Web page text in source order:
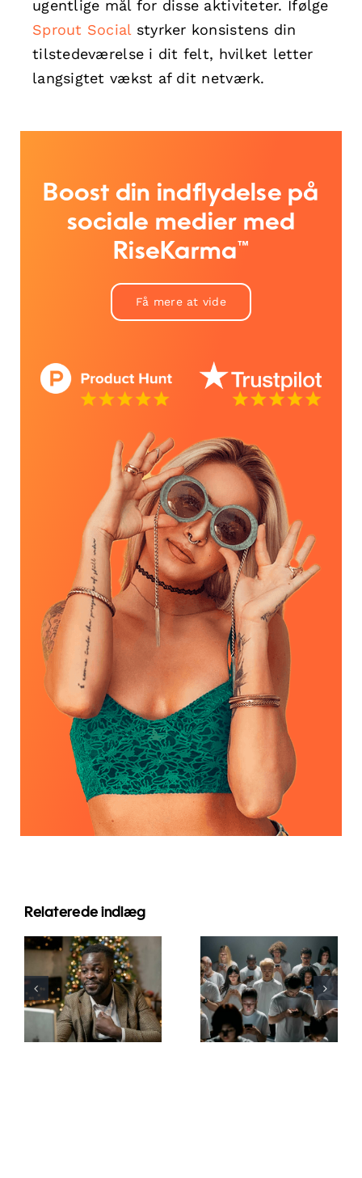
ugentlige mål for disse aktiviteter. Ifølge
Sprout Social styrker konsistens din
tilstedeværelse i dit felt, hvilket letter
langsigtet vækst af dit netværk.
Boost din indflydelse på
sociale medier med
RiseKarma™
Få mere at vide
Relaterede indlæg
Sådan
skjuler du
følgere på
LinkedIn for
at bevare
Tips til at
designe
flotte
Facebook-
annoncer,
der